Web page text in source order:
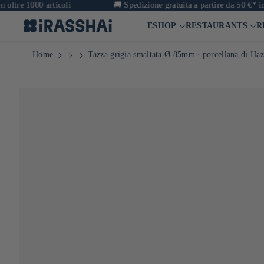
articoli Spedizione gratuita a partire da 50 €* in
ESHOP RESTAURANTS
Home Tazza grigia smaltata Ø 85mm ⋅ porcellana di